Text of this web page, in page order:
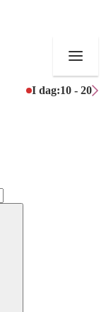
I dag:10 - 20